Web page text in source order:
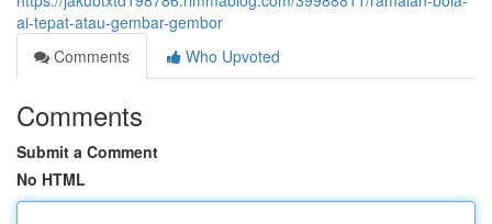
ai-tepat-atau-gembar-gembor
Comments
Who Upvoted
Comments
Submit a Comment
No HTML